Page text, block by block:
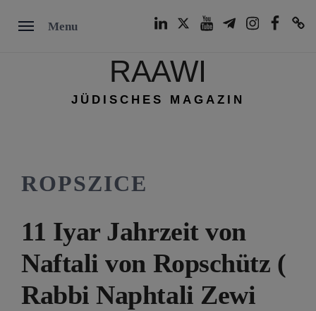
Menu
RAAWI
JÜDISCHES MAGAZIN
ROPSZICE
11 Iyar Jahrzeit von
Naftali von Ropschütz (
Rabbi Naphtali Zewi